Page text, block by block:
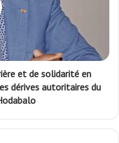
et de solidarité en
dérives autoritaires du